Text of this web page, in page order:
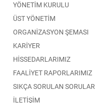
YÖNETİM KURULU
ÜST YÖNETİM
ORGANİZASYON ŞEMASI
KARİYER
HİSSEDARLARIMIZ
FAALİYET RAPORLARIMIZ
SIKÇA SORULAN SORULAR
İLETİŞİM